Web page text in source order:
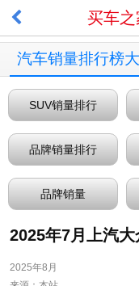
买车之
汽车销量排行榜
SUV销量排行
品牌销量排行
品牌销量
2025年7月上汽
2025年8月